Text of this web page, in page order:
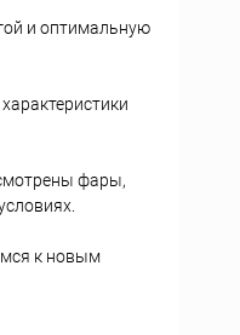
и оптимальную
фары,
к новым